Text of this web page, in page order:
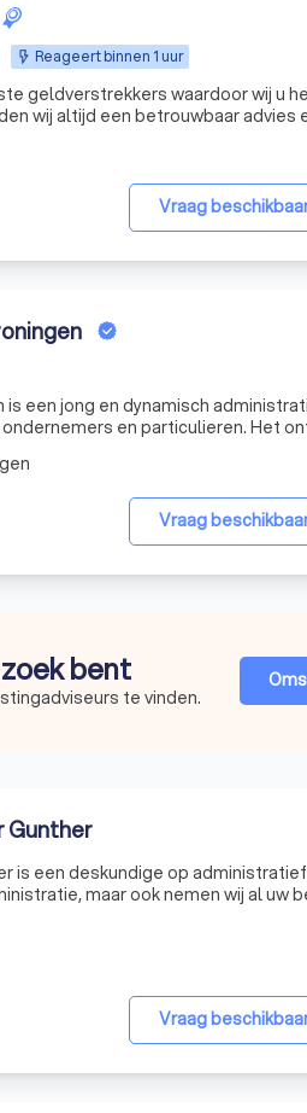
Reageert binnen 1 uur
geldverstrekkers waardoor wij u
wij altijd een betrouwbaar
Vraag
een jong en dynamisch administratie-
en particulieren. Het
van kwaliteit en het verzorgen
Vraag
bent
te vinden.
Gunther
is een deskundige op
maar ook nemen wij al uw
Vraag